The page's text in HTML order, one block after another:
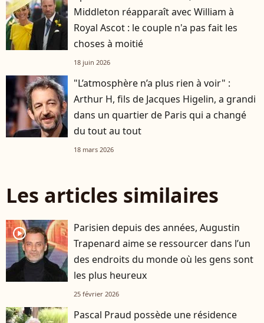
Middleton réapparaît avec William à
Royal Ascot : le couple n'a pas fait les
choses à moitié
18 juin 2026
"L’atmosphère n’a plus rien à voir" :
Arthur H, fils de Jacques Higelin, a grandi
dans un quartier de Paris qui a changé
du tout au tout
18 mars 2026
Les articles similaires
player2
Parisien depuis des années, Augustin
Trapenard aime se ressourcer dans l’un
des endroits du monde où les gens sont
les plus heureux
25 février 2026
Pascal Praud possède une résidence